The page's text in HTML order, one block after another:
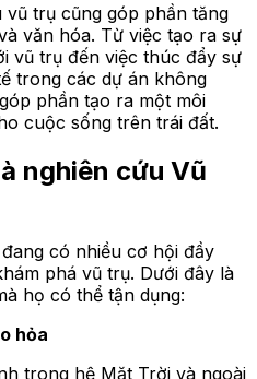
trụ cũng góp phần tăng
văn hóa. Từ việc tạo ra sự
vũ trụ đến việc thúc đẩy sự
trong các dự án không
phần tạo ra một môi
cuộc sống trên trái đất.
nghiên cứu Vũ
có nhiều cơ hội đầy
phá vũ trụ. Dưới đây là
họ có thể tận dụng:
hỏa
trong hệ Mặt Trời và ngoài